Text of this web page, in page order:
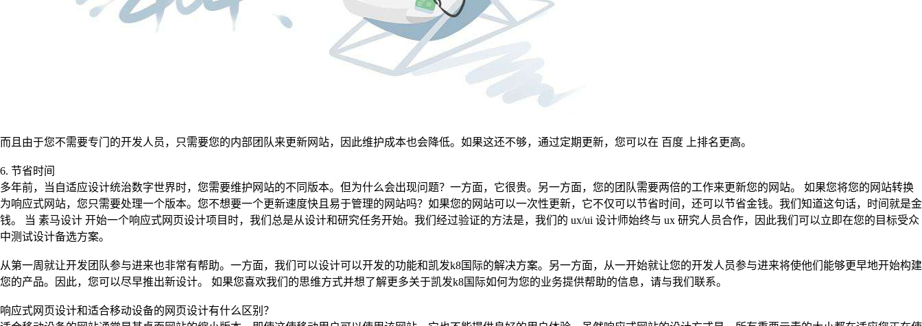
而且由于您不需要专门的开发人员，只需要您的内部团队来更新网站，因此维护成本也会降低。如果这还不够，通过定期更新，您可以在 百度 上排名更高。
6. 节省时间
多年前，当自适应设计统治数字世界时，您需要维护网站的不同版本。但为什么会出现问题？一方面，它很贵。另一方面，您的团队需要两倍的工作来更新您的网站。 如果您将您的网站转换
为响应式网站，您只需要处理一个版本。您不想要一个更新速度快且易于管理的网站吗？如果您的网站可以一次性更新，它不仅可以节省时间，还可以节省金钱。我们知道这句话，时间就是金
钱。 当 素马设计 开始一个响应式网页设计项目时，我们总是从设计和研究任务开始。我们经过验证的方法是，我们的 ux/ui 设计师始终与 ux 研究人员合作，因此我们可以立即在您的目标受众
中测试设计备选方案。
从第一周就让开发团队参与进来也非常有帮助。一方面，我们可以设计可以开发的功能和凯发k8国际的解决方案。另一方面，从一开始就让您的开发人员参与进来将使他们能够更早地开始构建
您的产品。因此，您可以尽早推出新设计。 如果您喜欢我们的思维方式并想了解更多关于凯发k8国际如何为您的业务提供帮助的信息，请与我们联系。
响应式网页设计和适合移动设备的网页设计有什么区别？